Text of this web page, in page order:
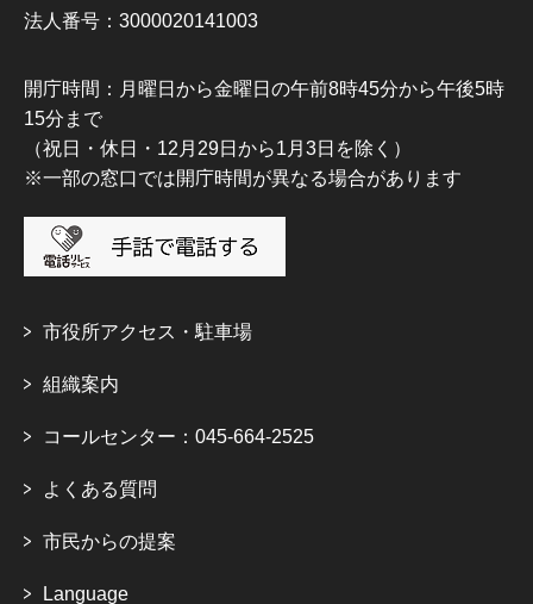
法人番号：3000020141003
開庁時間：月曜日から金曜日の午前8時45分から午後5時
15分まで
（祝日・休日・12月29日から1月3日を除く）
※一部の窓口では開庁時間が異なる場合があります
市役所アクセス・駐車場
組織案内
コールセンター：045-664-2525
よくある質問
市民からの提案
Language